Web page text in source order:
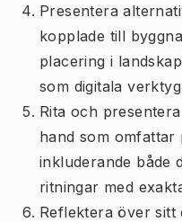
Presentera
kopplade till
placering i
som digitala
Rita och
hand som omfattar
inkluderande både
ritningar med
Reflektera över sitt